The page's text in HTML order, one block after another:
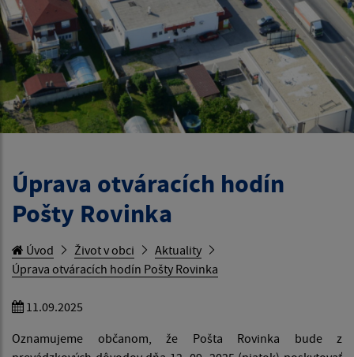
Úprava otváracích hodín
Pošty Rovinka
Úvod Život v obci
Aktuality
Úprava otváracích hodín Pošty Rovinka
11.09.2025
Oznamujeme občanom, že Pošta Rovinka bude z